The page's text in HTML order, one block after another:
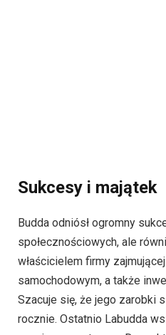
Sukcesy i majątek
Budda odniósł ogromny
społecznościowych, ale
właścicielem firmy
samochodowym, a także
Szacuje się, że jego zarobki
rocznie. Ostatnio Labudda